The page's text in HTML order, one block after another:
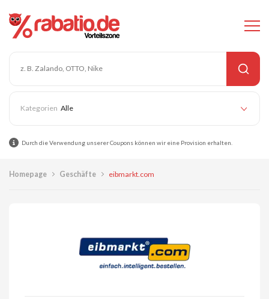
Alle
Durch die Verwendung unserer Coupons können wir eine Provision erhalten.
Homepage Geschäfte eibmarkt.com